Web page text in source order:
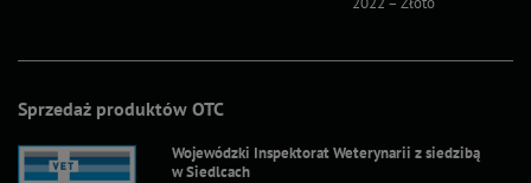
Sprzedaż produktów OTC
Wojewódzki Inspektorat Weterynarii z siedzibą
w Siedlcach